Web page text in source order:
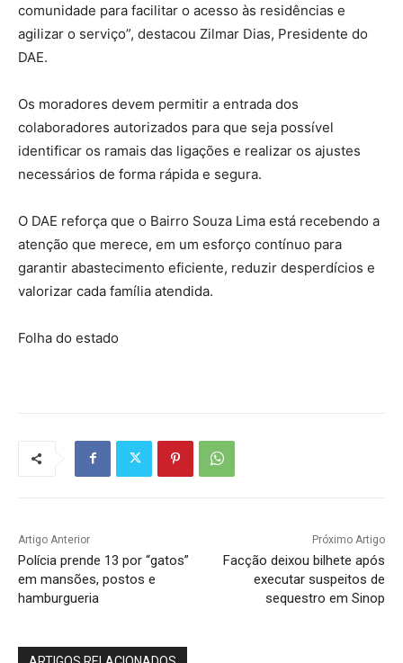
comunidade para facilitar o acesso às residências e
agilizar o serviço”, destacou Zilmar Dias, Presidente do
DAE.
Os moradores devem permitir a entrada dos
colaboradores autorizados para que seja possível
identificar os ramais das ligações e realizar os ajustes
necessários de forma rápida e segura.
O DAE reforça que o Bairro Souza Lima está recebendo a
atenção que merece, em um esforço contínuo para
garantir abastecimento eficiente, reduzir desperdícios e
valorizar cada família atendida.
Folha do estado
Artigo Anterior
Polícia prende 13 por “gatos”
em mansões, postos e
hamburgueria
Próximo Artigo
Facção deixou bilhete após
executar suspeitos de
sequestro em Sinop